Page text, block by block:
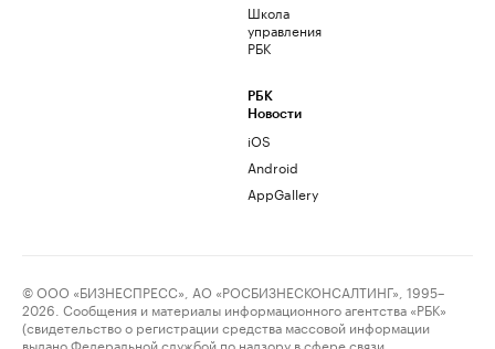
Школа
управления
РБК
РБК
Новости
iOS
Android
AppGallery
© ООО «БИЗНЕСПРЕСС», АО «РОСБИЗНЕСКОНСАЛТИНГ», 1995–
2026. Сообщения и материалы информационного агентства «РБК»
(свидетельство о регистрации средства массовой информации
выдано Федеральной службой по надзору в сфере связи,